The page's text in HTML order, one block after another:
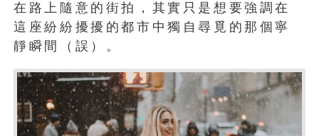
在路上隨意的街拍，其實只是想要強調在
這座紛紛擾擾的都市中獨自尋覓的那個寧
靜瞬間（誤）。